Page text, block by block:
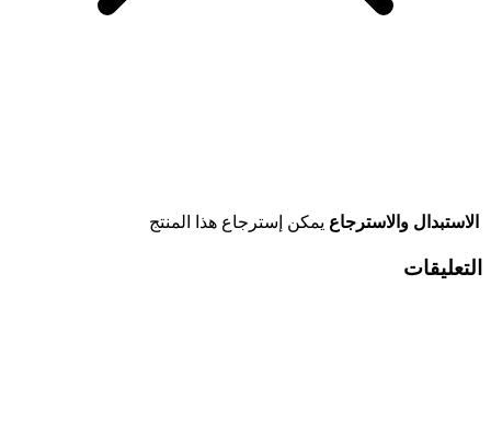
الاستبدال والاسترجاع يمكن إسترجاع هذا المنتج
التعليقات